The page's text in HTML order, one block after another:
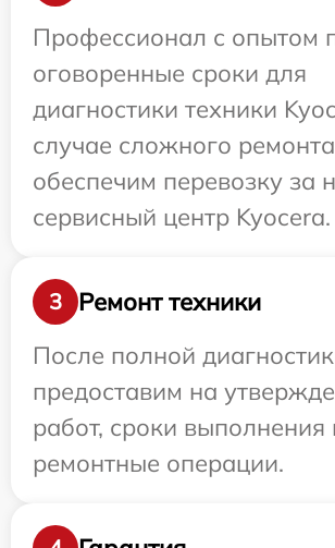
Профессионал с опытом
оговоренные сроки для
диагностики техники
случае сложного
обеспечим перевозку за
сервисный центр Kyocera.
3
Ремонт техники
После полной
предоставим на
работ, сроки выполнения
ремонтные операции.